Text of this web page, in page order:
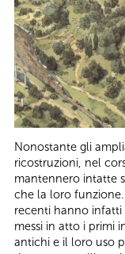
Nonostante gli
ricostruzioni, nel
mantennero intatte
che la loro
recenti hanno
messi in atto i primi
antichi e il loro uso